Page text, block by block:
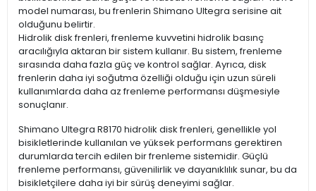
model numarası, bu frenlerin Shimano Ultegra serisine ait
olduğunu belirtir.
Hidrolik disk frenleri, frenleme kuvvetini hidrolik basınç
aracılığıyla aktaran bir sistem kullanır. Bu sistem, frenleme
sırasında daha fazla güç ve kontrol sağlar. Ayrıca, disk
frenlerin daha iyi soğutma özelliği olduğu için uzun süreli
kullanımlarda daha az frenleme performansı düşmesiyle
sonuçlanır.
Shimano Ultegra R8170 hidrolik disk frenleri, genellikle yol
bisikletlerinde kullanılan ve yüksek performans gerektiren
durumlarda tercih edilen bir frenleme sistemidir. Güçlü
frenleme performansı, güvenilirlik ve dayanıklılık sunar, bu da
bisikletçilere daha iyi bir sürüş deneyimi sağlar.